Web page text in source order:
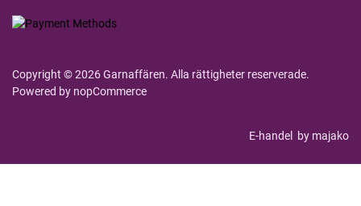
Copyright © 2026 Garnaffären. Alla rättigheter reserverade.
Powered by nopCommerce
E-handel by majako